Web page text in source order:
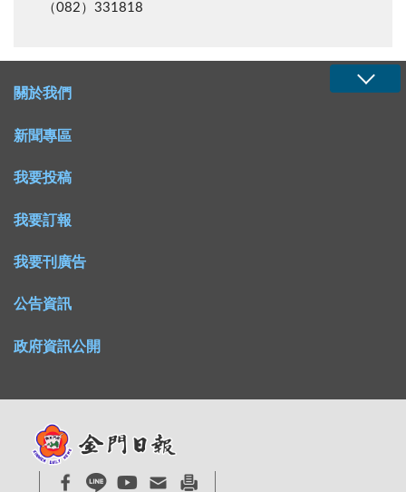
（082）331818
關於我們
新聞專區
我要投稿
我要訂報
我要刊廣告
公告資訊
政府資訊公開